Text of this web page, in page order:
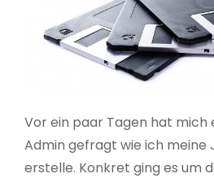
Vor ein paar Tagen hat
Admin gefragt wie ich meine
erstelle. Konkret ging es um